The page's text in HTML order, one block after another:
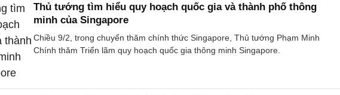
Thủ tướng tìm hiểu quy hoạch quốc gia và thành phố thông
minh của Singapore
Chiều 9/2, trong chuyến thăm chính thức Singapore, Thủ tướng Phạm Minh
Chính thăm Triển lãm quy hoạch quốc gia thông minh Singapore.